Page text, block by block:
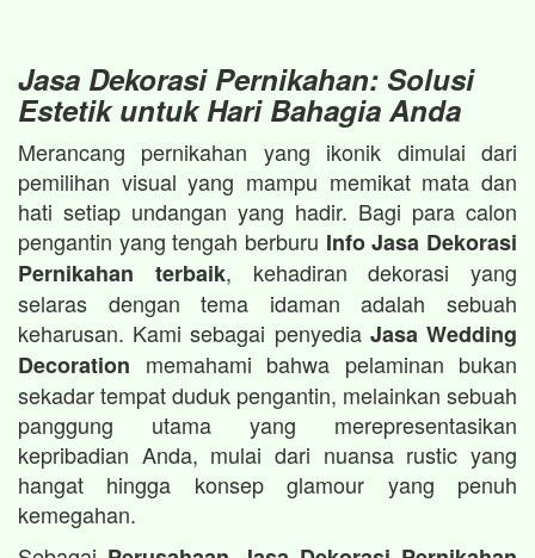
Jasa Dekorasi Pernikahan: Solusi
Estetik untuk Hari Bahagia Anda
Merancang pernikahan yang ikonik dimulai dari
pemilihan visual yang mampu memikat mata dan
hati setiap undangan yang hadir. Bagi para calon
pengantin yang tengah berburu Info Jasa Dekorasi
Pernikahan terbaik, kehadiran dekorasi yang
selaras dengan tema idaman adalah sebuah
keharusan. Kami sebagai penyedia Jasa Wedding
Decoration memahami bahwa pelaminan bukan
sekadar tempat duduk pengantin, melainkan sebuah
panggung utama yang merepresentasikan
kepribadian Anda, mulai dari nuansa rustic yang
hangat hingga konsep glamour yang penuh
kemegahan.